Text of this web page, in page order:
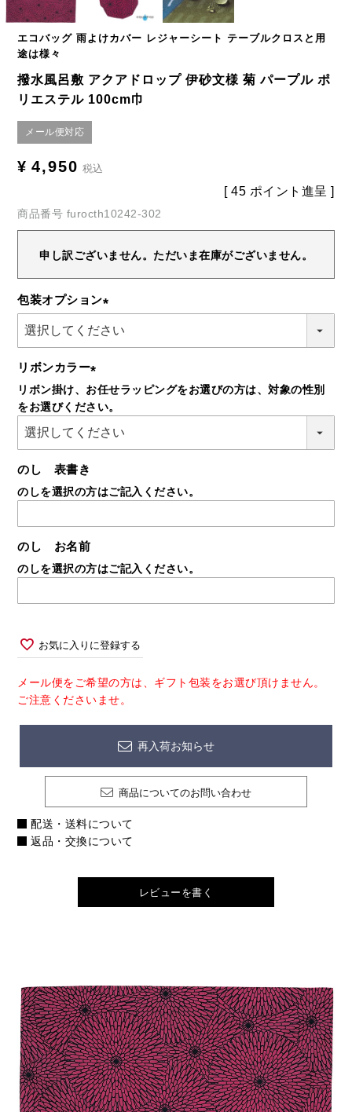
エコバッグ 雨よけカバー レジャーシート テーブルクロスと用
途は様々
撥水風呂敷 アクアドロップ 伊砂文様 菊 パープル ポ
リエステル 100cm巾
メール便対応
¥ 4,950 税込
[ 45 ポイント進呈 ]
商品番号 furocth10242-302
申し訳ございません。ただいま在庫がございません。
包装オプション
(必
リボンカラー
(必
須)
リボン掛け、お任せラッピングをお選びの方は、対象の性別
をお選びください。
のし 表書き
のしを選択の方はご記入ください。
のし お名前
のしを選択の方はご記入ください。
お気に入りに登録する
メール便をご希望の方は、ギフト包装をお選び頂けません。
ご注意くださいませ。
再入荷お知らせ
商品についてのお問い合わせ
配送・送料について
返品・交換について
レビューを書く